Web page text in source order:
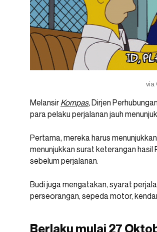
via
Melansir Kompas,Dirjen
para pelaku perjalanan jauh
Pertama, mereka harus
menunjukkan surat keterangan
sebelum perjalanan.
Budi juga mengatakan, syarat
perseorangan, sepeda motor,
Berlaku mulai 27